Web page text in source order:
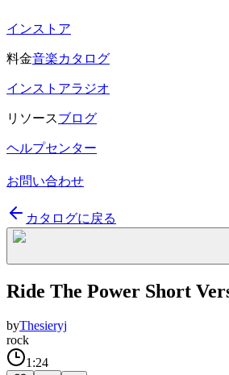
インストア
料金音楽カタログ
インストアラジオ
リソースブログ
ヘルプセンター
お問い合わせ
カタログに戻る
Ride The Power Short
byThesieryj
rock
1:24